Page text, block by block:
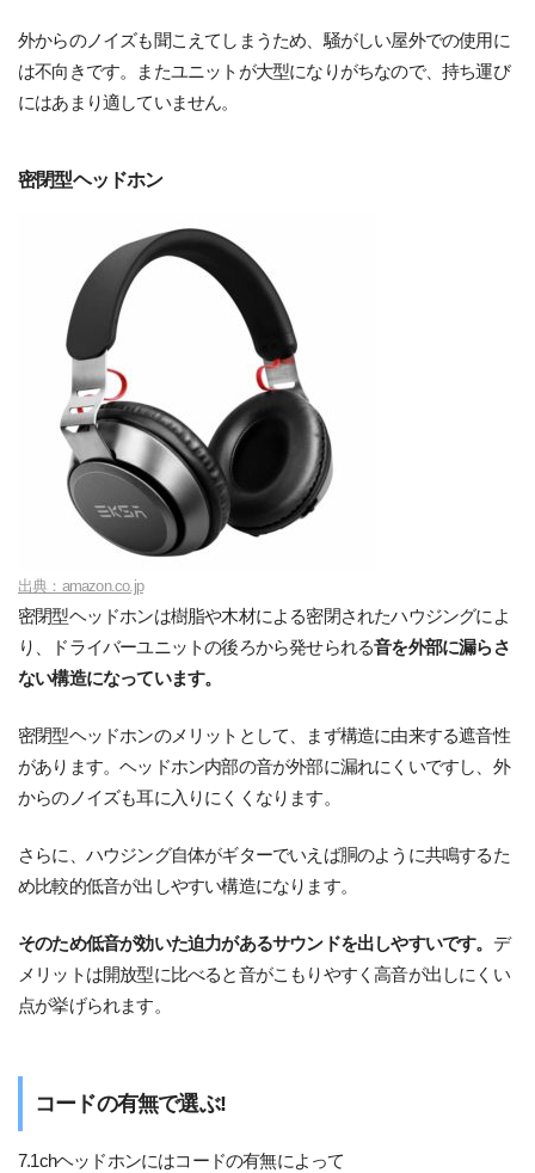
外からのノイズも聞こえてしまうため、騒がしい屋外での使用に
は不向きです。またユニットが大型になりがちなので、持ち運び
にはあまり適していません。
密閉型ヘッドホン
出典：amazon.co.jp
密閉型ヘッドホンは樹脂や木材による密閉されたハウジングによ
り、ドライバーユニットの後ろから発せられる音を外部に漏らさ
ない構造になっています。
密閉型ヘッドホンのメリットとして、まず構造に由来する遮音性
があります。ヘッドホン内部の音が外部に漏れにくいですし、外
からのノイズも耳に入りにくくなります。
さらに、ハウジング自体がギターでいえば胴のように共鳴するた
め比較的低音が出しやすい構造になります。
そのため低音が効いた迫力があるサウンドを出しやすいです。 デ
メリットは開放型に比べると音がこもりやすく高音が出しにくい
点が挙げられます。
コードの有無で選ぶ!
7.1chヘッドホンにはコードの有無によって